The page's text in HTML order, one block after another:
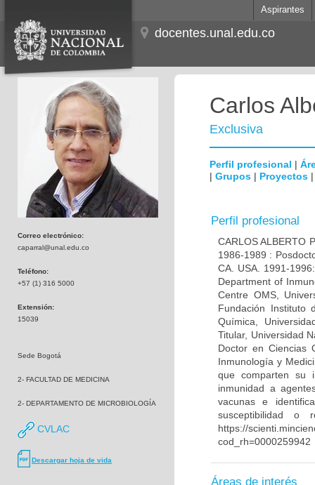
Aspirantes
docentes.unal.edu.co
Correo electrónico:
caparral@unal.edu.co
Teléfono:
+57 (1) 316 5000
Extensión:
15039
Sede Bogotá
2- FACULTAD DE MEDICINA
2- DEPARTAMENTO DE MICROBIOLOGÍA
CVLAC
Descargar hoja de vida
Carlos
Exclusiva
Perfil profesional |
| Grupos | Proyectos
Perfil profesional
CARLOS ALBERTO
1986-1989 :
CA. USA. 1991-
Department of
Centre OMS,
Fundación Instituto
Química,
Titular, Universidad
Doctor en Ciencias
Inmunología y
que comparten su
inmunidad a
vacunas e
susceptibilidad o
https://
cod_rh=0000259942
Áreas de interés